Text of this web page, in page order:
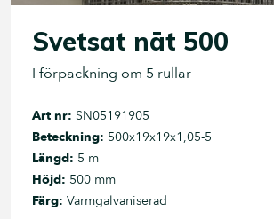
Svetsat nät 500
I förpackning om 5 rullar
Art nr: SN05191905
Beteckning: 500x19x19x1,05-5
Längd: 5 m
Höjd: 500 mm
Färg: Varmgalvaniserad